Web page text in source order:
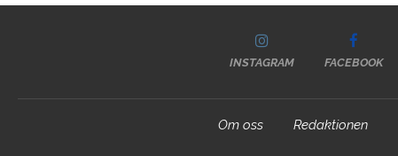
INSTAGRAM FACEBOOK
Om oss Redaktionen